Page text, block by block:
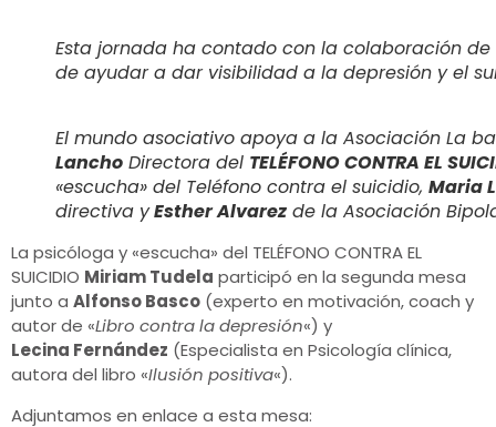
Esta jornada ha contado con la colaboración
de ayudar a dar visibilidad a la depresión y el
El mundo asociativo apoya a la Asociación La
Lancho Directora del TELÉFONO CONTRA EL
«escucha» del Teléfono contra el suicidio, Maria
directiva yEsther Alvarez de la Asociación
La psicóloga y «escucha» del TELÉFONO CONTRA EL
SUICIDIO Miriam Tudela participó en la segunda mesa
junto a Alfonso Basco (experto en motivación, coach y
autor de «Libro contra la depresión«) y
Lecina Fernández (Especialista en Psicología clínica,
autora del libro «Ilusión positiva«).
Adjuntamos en enlace a esta mesa: